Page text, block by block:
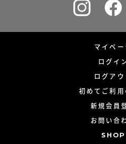
マイペー
ログイ
ログアウ
初めてご利用
新規会員
お問い合
SHOP